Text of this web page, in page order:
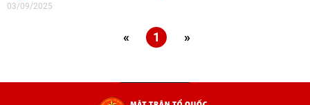
03/09/2025
« 1 »